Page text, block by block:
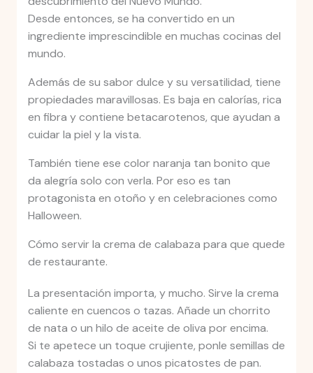
Desde entonces, se ha convertido en un
ingrediente imprescindible en muchas cocinas del
mundo.
Además de su sabor dulce y su versatilidad, tiene
propiedades maravillosas. Es baja en calorías, rica
en fibra y contiene betacarotenos, que ayudan a
cuidar la piel y la vista.
También tiene ese color naranja tan bonito que
da alegría solo con verla. Por eso es tan
protagonista en otoño y en celebraciones como
Halloween.
Cómo servir la crema de calabaza para que quede
de restaurante.
La presentación importa, y mucho. Sirve la crema
caliente en cuencos o tazas. Añade un chorrito
de nata o un hilo de aceite de oliva por encima.
Si te apetece un toque crujiente, ponle semillas de
calabaza tostadas o unos picatostes de pan.